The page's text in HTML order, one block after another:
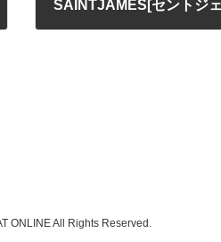
SAINTJAMES[セントジ
ONLINE All Rights Reserved.